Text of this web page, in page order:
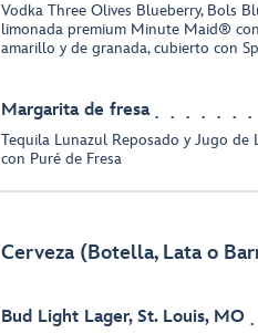
Vodka Three Olives Blueberry, Bols
limonada premium Minute Maid®
amarillo y de granada, cubierto con
Margarita de fresa
Tequila Lunazul Reposado y Jugo de
con Puré de Fresa
Cerveza (Botella, Lata o
Bud Light Lager, St. Louis, MO